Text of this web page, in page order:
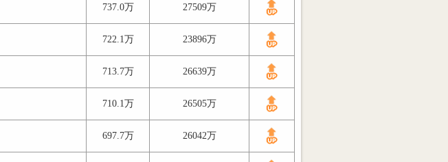
737.0万 27509万
722.1万 23896万
713.7万 26639万
710.1万 26505万
697.7万 26042万